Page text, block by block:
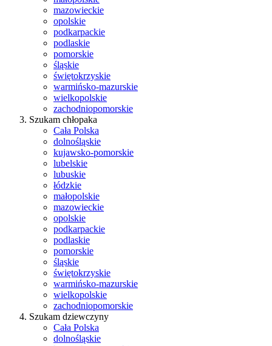
mazowieckie
opolskie
podkarpackie
podlaskie
pomorskie
śląskie
świętokrzyskie
warmińsko-mazurskie
wielkopolskie
zachodniopomorskie
Szukam chłopaka
Cała Polska
dolnośląskie
kujawsko-pomorskie
lubelskie
lubuskie
łódzkie
małopolskie
mazowieckie
opolskie
podkarpackie
podlaskie
pomorskie
śląskie
świętokrzyskie
warmińsko-mazurskie
wielkopolskie
zachodniopomorskie
Szukam dziewczyny
Cała Polska
dolnośląskie